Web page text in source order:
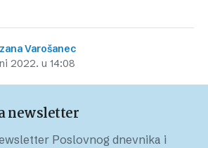
Varošanec
2022. u 14:08
newsletter
Poslovnog dnevnika i